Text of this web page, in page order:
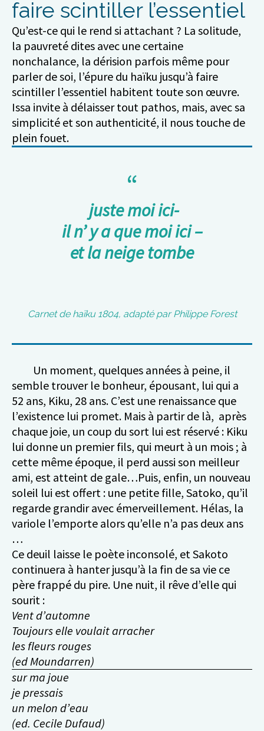
faire scintiller l’essentiel
Qu’est-ce qui le rend si attachant ? La solitude,
la pauvreté dites avec une certaine
nonchalance, la dérision parfois même pour
parler de soi, l’épure du haïku jusqu’à faire
scintiller l’essentiel habitent toute son œuvre.
Issa invite à délaisser tout pathos, mais, avec sa
simplicité et son authenticité, il nous touche de
plein fouet.
juste moi ici-
il n’ y a que moi ici –
et la neige tombe
Carnet de haïku 1804, adapté par Philippe Forest
Un moment, quelques années à peine, il
semble trouver le bonheur, épousant, lui qui a
52 ans, Kiku, 28 ans. C’est une renaissance que
l’existence lui promet. Mais à partir de là, après
chaque joie, un coup du sort lui est réservé : Kiku
lui donne un premier fils, qui meurt à un mois ; à
cette même époque, il perd aussi son meilleur
ami, est atteint de gale…Puis, enfin, un nouveau
soleil lui est offert : une petite fille, Satoko, qu’il
regarde grandir avec émerveillement. Hélas, la
variole l’emporte alors qu’elle n’a pas deux ans
…
Ce deuil laisse le poète inconsolé, et Sakoto
continuera à hanter jusqu’à la fin de sa vie ce
père frappé du pire. Une nuit, il rêve d’elle qui
sourit :
Vent d’automne
Toujours elle voulait arracher
les fleurs rouges
(ed Moundarren)
sur ma joue
je pressais
un melon d’eau
(ed. Cecile Dufaud)